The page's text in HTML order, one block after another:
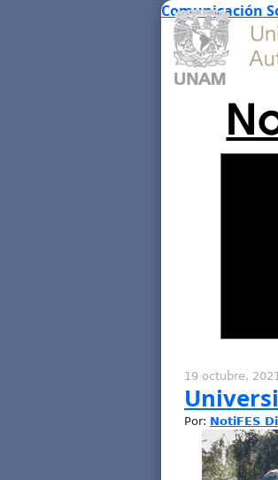
Comunicación
19 octubre,
Por: NotiFES